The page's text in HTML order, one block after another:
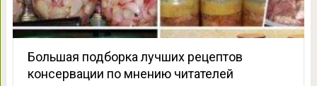
Большая подборка лучших рецептов
консервации по мнению читателей